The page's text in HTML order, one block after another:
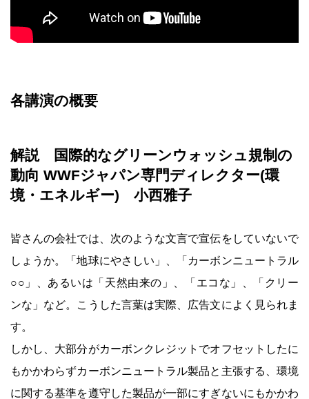
各講演の概要
解説 国際的なグリーンウォッシュ規制の
動向 WWFジャパン専門ディレクター(環
境・エネルギー) 小西雅子
皆さんの会社では、次のような文言で宣伝をしていないで
しょうか。「地球にやさしい」、「カーボンニュートラル
○○」、あるいは「天然由来の」、「エコな」、「クリー
ンな」など。こうした言葉は実際、広告文によく見られま
す。
しかし、大部分がカーボンクレジットでオフセットしたに
もかかわらずカーボンニュートラル製品と主張する、環境
に関する基準を遵守した製品が一部にすぎないにもかかわ